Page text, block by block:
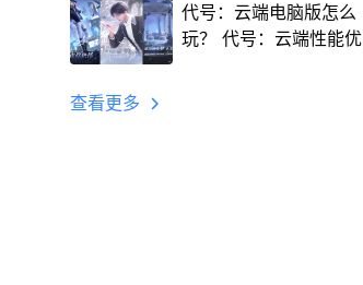
代号：云端电脑版怎么
玩？ 代号：云端性能优
查看更多